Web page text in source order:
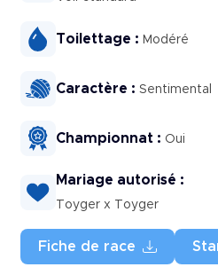
Toilettage : Modéré
Caractère : Sentimental
Championnat : Oui
Mariage autorisé :
Toyger x Toyger
Fiche de race